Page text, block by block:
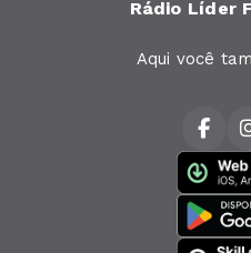
Rádio Líder
Aqui você